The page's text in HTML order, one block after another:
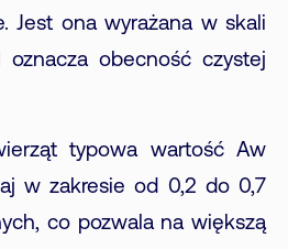
Jest ona wyrażana w skali
obecność czystej
typowa wartość Aw
w zakresie od 0,2 do 0,7
co pozwala na większą